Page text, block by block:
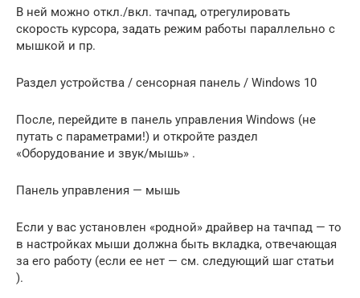
В ней можно откл./вкл. тачпад, отрегулировать
скорость курсора, задать режим работы параллельно с
мышкой и пр.
Раздел устройства / сенсорная панель / Windows 10
После, перейдите в панель управления Windows (не
путать с параметрами!) и откройте раздел
«Оборудование и звук/мышь» .
Панель управления — мышь
Если у вас установлен «родной» драйвер на тачпад — то
в настройках мыши должна быть вкладка, отвечающая
за его работу (если ее нет — см. следующий шаг статьи
).